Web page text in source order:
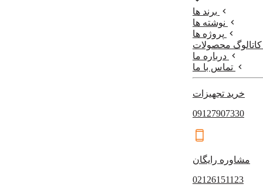
برند ها
نوشته ها
پروژه ها
کاتالوگ محصولات
درباره ما
تماس با ما
خرید تجهیزات
09127907330
مشاوره رایگان
02126151123